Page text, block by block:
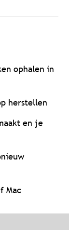
ophalen in
herstellen
en je
Mac